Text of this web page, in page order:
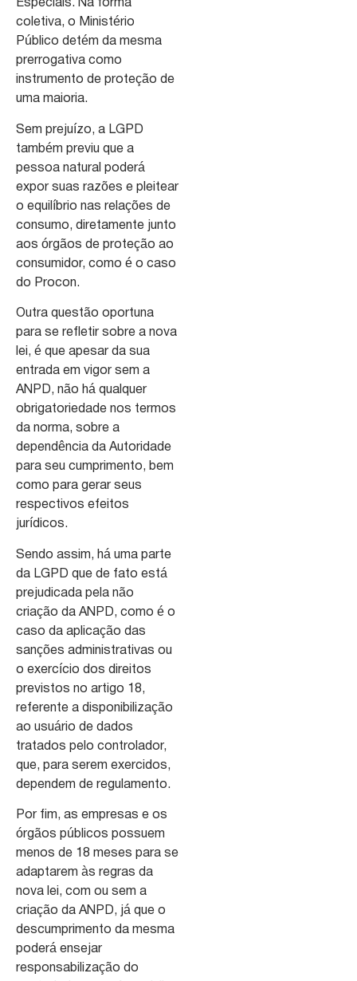
Especiais. Na forma
coletiva, o Ministério
Público detém da mesma
prerrogativa como
instrumento de proteção de
uma maioria.
Sem prejuízo, a LGPD
também previu que a
pessoa natural poderá
expor suas razões e pleitear
o equilíbrio nas relações de
consumo, diretamente junto
aos órgãos de proteção ao
consumidor, como é o caso
do Procon.
Outra questão oportuna
para se refletir sobre a nova
lei, é que apesar da sua
entrada em vigor sem a
ANPD, não há qualquer
obrigatoriedade nos termos
da norma, sobre a
dependência da Autoridade
para seu cumprimento, bem
como para gerar seus
respectivos efeitos
jurídicos.
Sendo assim, há uma parte
da LGPD que de fato está
prejudicada pela não
criação da ANPD, como é o
caso da aplicação das
sanções administrativas ou
o exercício dos direitos
previstos no artigo 18,
referente a disponibilização
ao usuário de dados
tratados pelo controlador,
que, para serem exercidos,
dependem de regulamento.
Por fim, as empresas e os
órgãos públicos possuem
menos de 18 meses para se
adaptarem às regras da
nova lei, com ou sem a
criação da ANPD, já que o
descumprimento da mesma
poderá ensejar
responsabilização do